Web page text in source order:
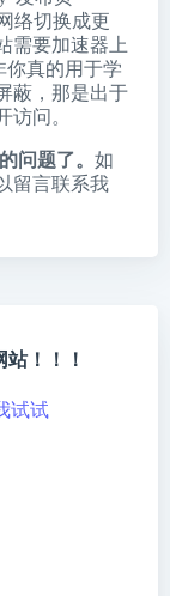
络切换成更
需要加速器上
你真的用于学
蔽，那是出于
访问。
问题了。 如
留言联系我
！！！
试试